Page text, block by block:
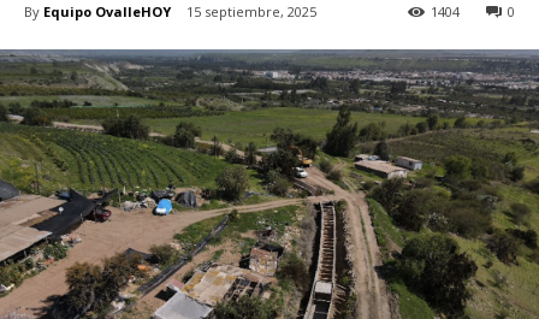
By Equipo OvalleHOY 15 septiembre, 2025 0
1404